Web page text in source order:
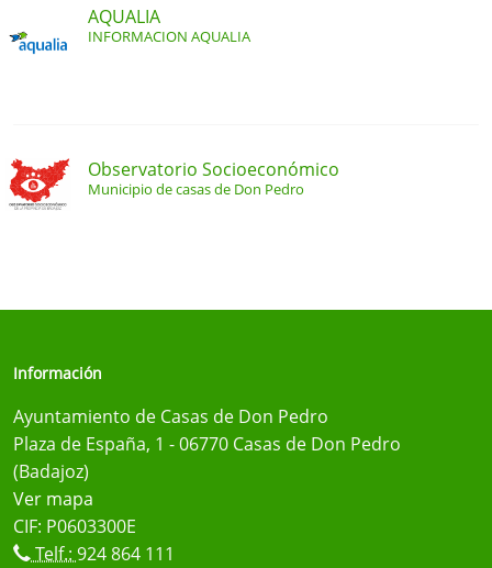
AQUALIA
INFORMACION AQUALIA
Observatorio Socioeconómico
Municipio de casas de Don Pedro
Información
Ayuntamiento de Casas de Don Pedro
Plaza de España, 1 - 06770 Casas de Don Pedro
(Badajoz)
Ver mapa
CIF: P0603300E
Telf.: 924 864 111